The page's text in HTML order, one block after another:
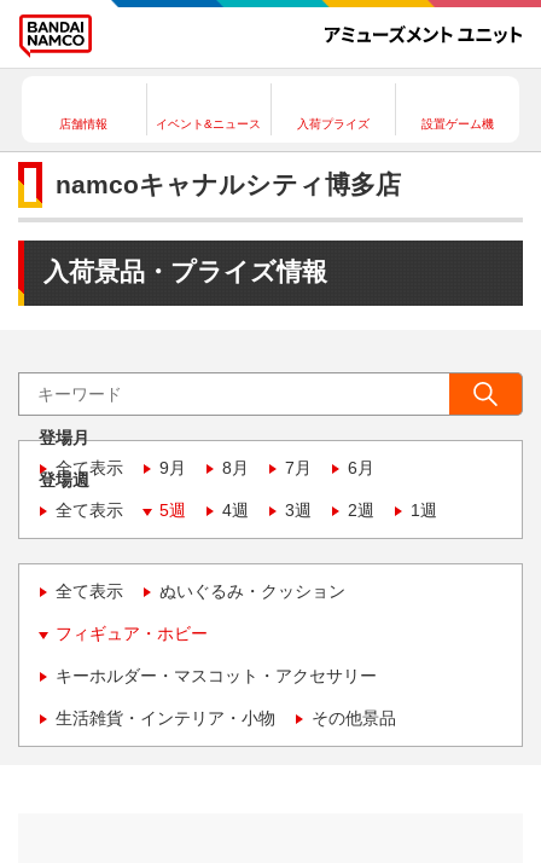
店舗情報 イベント&ニュース 入荷プライズ 設置ゲーム機
namcoキャナルシティ博多店
入荷景品・プライズ情報
登場月
全て表示
9月 8月 7月 6月
登場週
全て表示
5週 4週 3週 2週 1週
全て表示 ぬいぐるみ・クッション
フィギュア・ホビー
キーホルダー・マスコット・アクセサリー
生活雑貨・インテリア・小物 その他景品